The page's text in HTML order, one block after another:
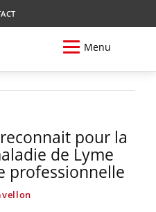
Menu
pour la
de Lyme
professionnelle